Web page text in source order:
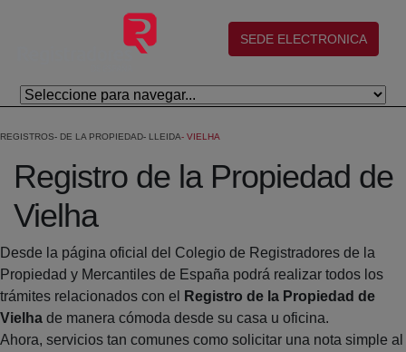
Salta al contingut principal
(abre en nueva ventana)
SEDE ELECTRONICA
REGISTROS DE LA PROPIEDAD LLEIDA VIELHA
Registro de la Propiedad de
Vielha
Desde la página oficial del Colegio de Registradores de la
Propiedad y Mercantiles de España podrá realizar todos los
trámites relacionados con el
Registro de la Propiedad de
Vielha de manera cómoda desde su casa u oficina.
Ahora, servicios tan comunes como solicitar una nota simple al